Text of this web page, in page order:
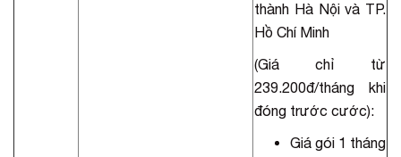
thành Hà Nội và TP.
Hồ Chí Minh
(Giá chỉ từ
239.200đ/tháng khi
đóng trước cước):
Giá gói 1 tháng